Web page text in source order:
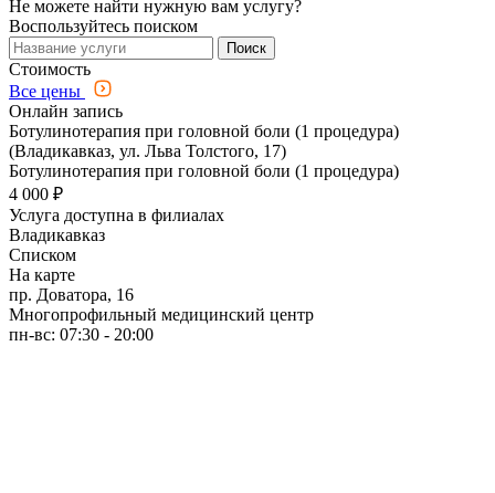
Не можете найти нужную вам услугу?
Воспользуйтесь поиском
Поиск
Стоимость
Все цены
Онлайн запись
Ботулинотерапия при головной боли (1 процедура)
(Владикавказ, ул. Льва Толстого, 17)
Ботулинотерапия при головной боли (1 процедура)
4 000 ₽
Услуга доступна в филиалах
Владикавказ
Списком
На карте
пр. Доватора, 16
Многопрофильный медицинский центр
пн-вс: 07:30 - 20:00